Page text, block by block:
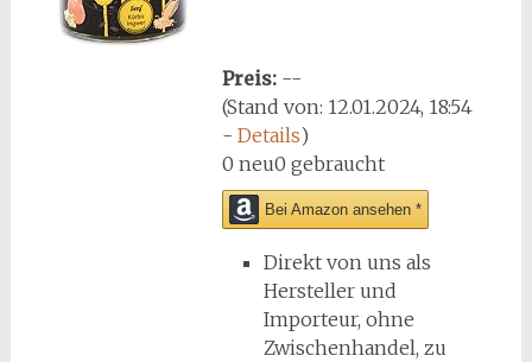
Preis: --
(Stand von: 12.01.2024, 18:54
- Details)
0 neu0 gebraucht
Bei Amazon ansehen *
Direkt von uns als
Hersteller und
Importeur, ohne
Zwischenhandel, zu